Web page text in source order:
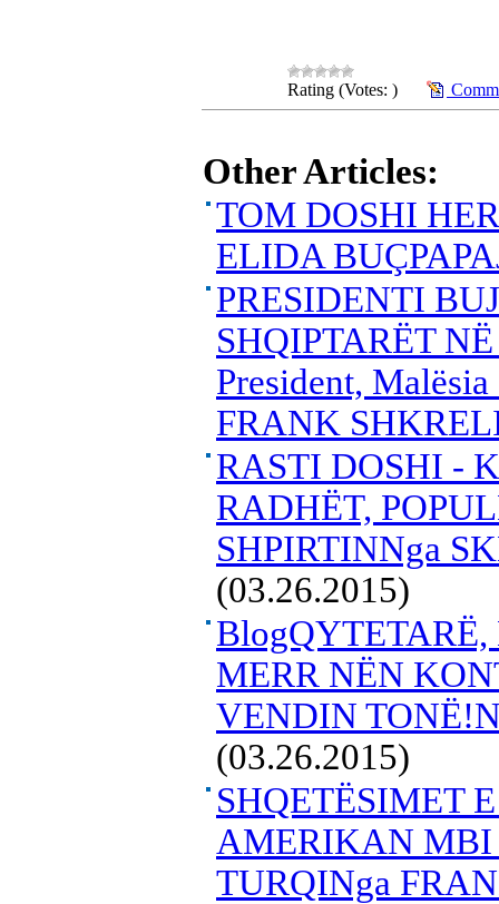
Rating (Votes: )
Other Articles:
TOM DOSHI
ELIDA
PRESIDENTI
SHQIPTARËT
President,
FRANK
RASTI DOSHI -
RADHËT,
SHPIRTINNga
(03.26.2015)
MERR NËN
VENDIN
(03.26.2015)
SHQETËSIMET
AMERIKAN MBI
TURQINga